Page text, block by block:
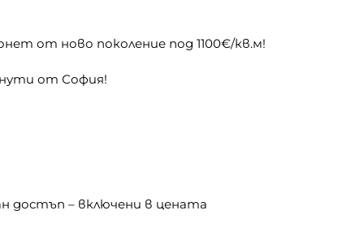
от ново поколение под 1100€/кв.м!
от София!
достъп – включени в цената